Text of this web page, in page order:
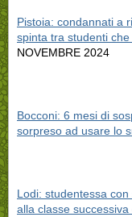
Pistoia: condannati a
spinta tra studenti
NOVEMBRE 2024
Bocconi: 6 mesi di
sorpreso ad usare lo
Lodi: studentessa
alla classe